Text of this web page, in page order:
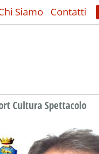
Siamo Contatti
Cultura Spettacolo